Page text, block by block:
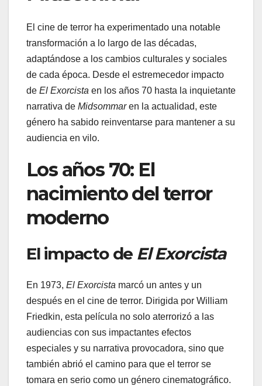
El cine de terror ha experimentado una notable
transformación a lo largo de las décadas,
adaptándose a los cambios culturales y sociales
de cada época. Desde el estremecedor impacto
de El Exorcista en los años 70 hasta la inquietante
narrativa de Midsommaren la actualidad, este
género ha sabido reinventarse para mantener a su
audiencia en vilo.
Los años 70: El
nacimiento del terror
moderno
El impacto de El Exorcista
En 1973, El Exorcista marcó un antes y un
después en el cine de terror. Dirigida por William
Friedkin, esta película no solo aterrorizó a las
audiencias con sus impactantes efectos
especiales y su narrativa provocadora, sino que
también abrió el camino para que el terror se
tomara en serio como un género cinematográfico.